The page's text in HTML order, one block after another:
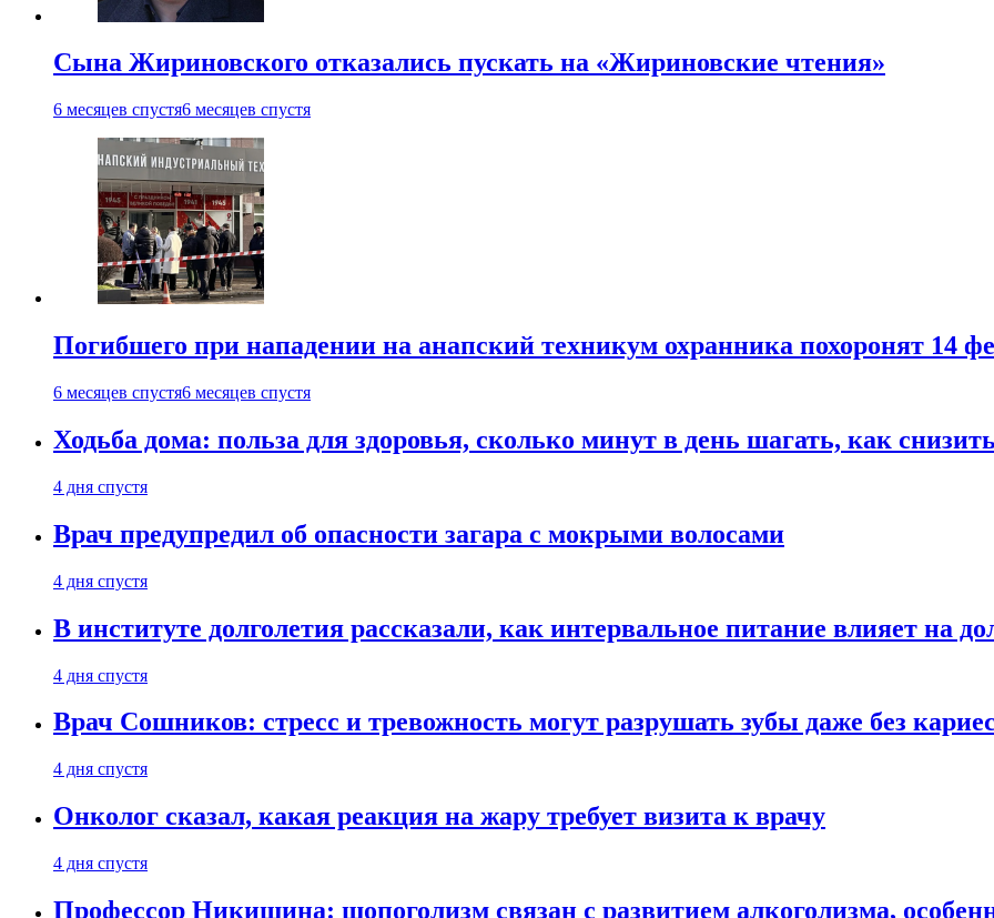
Сына Жириновского отказались пускать на «Жириновские чтения»
6 месяцев спустя6 месяцев спустя
Погибшего при нападении на анапский техникум охранника похоронят 14
6 месяцев спустя6 месяцев спустя
Ходьба дома: польза для здоровья, сколько минут в день шагать, как
4 дня спустя
Врач предупредил об опасности загара с мокрыми волосами
4 дня спустя
В институте долголетия рассказали, как интервальное питание влияет на
4 дня спустя
Врач Сошников: стресс и тревожность могут разрушать зубы даже без
4 дня спустя
Онколог сказал, какая реакция на жару требует визита к врачу
4 дня спустя
Профессор Никишина: шопоголизм связан с развитием алкоголизма,